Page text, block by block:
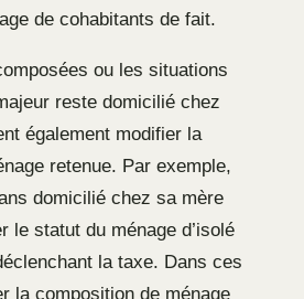
de cohabitants de fait.
ou les situations
reste domicilié chez
également modifier la
retenue. Par exemple,
domicilié chez sa mère
le statut du ménage d’isolé
la taxe. Dans ces
la composition de ménage